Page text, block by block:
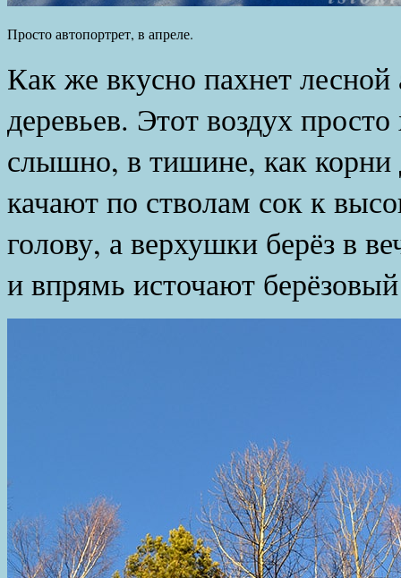
Просто автопортрет, в апреле.
Как же вкусно пахнет
деревьев. Этот воздух
слышно, в тишине, как корни
качают по стволам сок к
голову, а верхушки берёз в
и впрямь источают